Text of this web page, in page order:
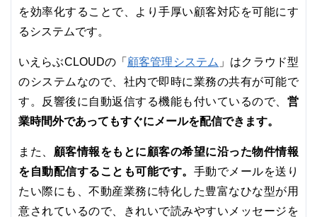
を効率化することで、より手厚い顧客対応を可能にす
るシステムです。
いえらぶCLOUDの「 顧客管理システム 」はクラウド型
のシステムなので、社内で即時に業務の共有が可能で
す。反響後に自動返信する機能も付いているので、 営
業時間外であってもすぐにメールを配信できます。
また、 顧客情報をもとに顧客の希望に沿った物件情報
を自動配信することも可能です。 手動でメールを送り
たい際にも、不動産業務に特化した豊富なひな型が用
意されているので、きれいで読みやすいメッセージを